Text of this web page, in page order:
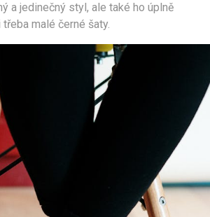
a jedinečný styl, ale také ho úplně
malé černé šaty.